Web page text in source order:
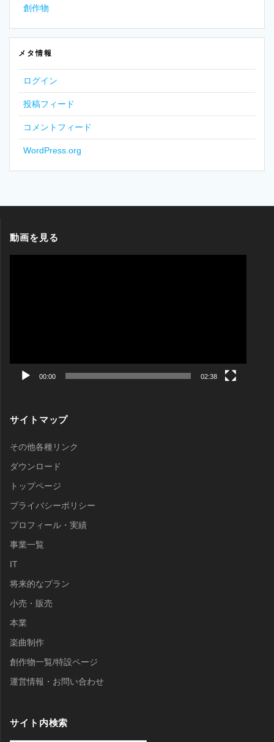
創作物
メタ情報
ログイン
投稿フィード
コメントフィード
WordPress.org
動画を見る
00:00 02:38
サイトマップ
その他各種リンク
ダウンロード
トップページ
プライバシーポリシー
プロフィール・実績
事業一覧
IT
将来的なプラン
小売・販売
本業
楽曲制作
創作物一覧/特設ページ
運営情報・お問い合わせ
サイト内検索